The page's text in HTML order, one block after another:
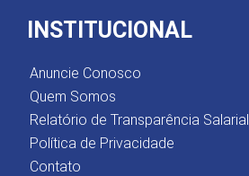
INSTITUCIONAL
Anuncie Conosco
Quem Somos
Relatório de Transparência Salarial
Política de Privacidade
Contato